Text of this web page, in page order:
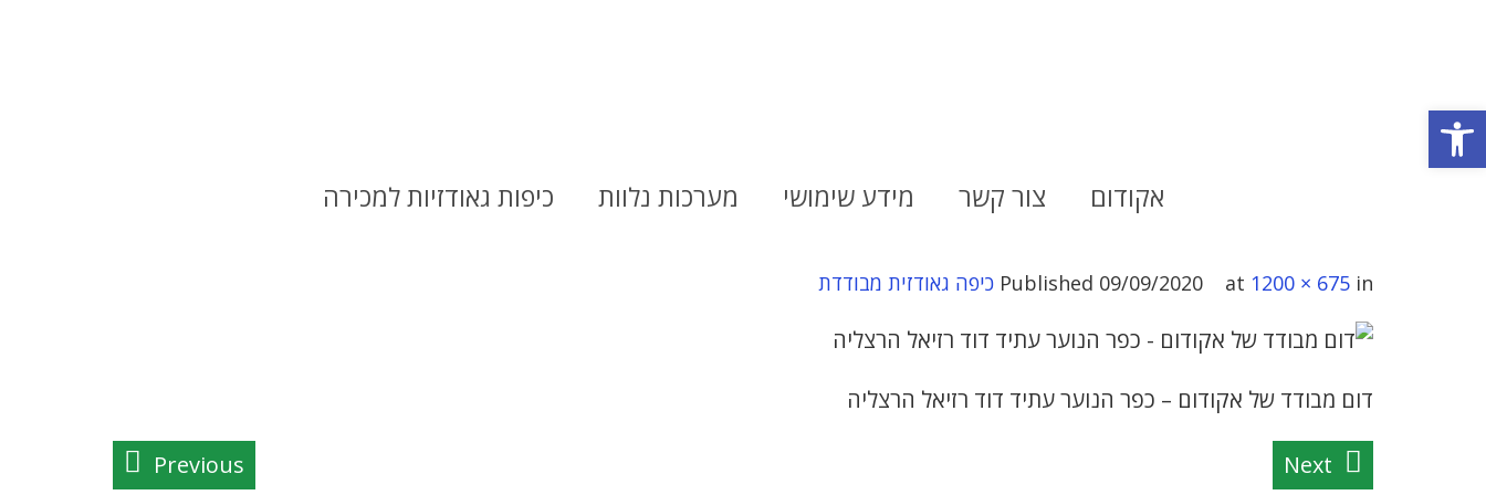
כיפות גאודזיות למכירה מערכות נלוות מידע שימושי צור קשר אקודום
Published 09/09/2020 at 1200 × 675 in כיפה גאודזית מבודדת
דום מבודד של אקודום – כפר הנוער עתיד דוד רזיאל הרצליה
Previous Next
פתח סרגל נגישות